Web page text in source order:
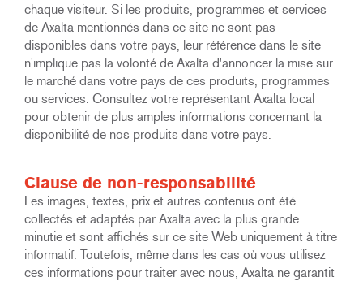
chaque visiteur. Si les produits, programmes et services
de Axalta mentionnés dans ce site ne sont pas
disponibles dans votre pays, leur référence dans le site
n'implique pas la volonté de Axalta d'annoncer la mise sur
le marché dans votre pays de ces produits, programmes
ou services. Consultez votre représentant Axalta local
pour obtenir de plus amples informations concernant la
disponibilité de nos produits dans votre pays.
Clause de non-responsabilité
Les images, textes, prix et autres contenus ont été
collectés et adaptés par Axalta avec la plus grande
minutie et sont affichés sur ce site Web uniquement à titre
informatif. Toutefois, même dans les cas où vous utilisez
ces informations pour traiter avec nous, Axalta ne garantit